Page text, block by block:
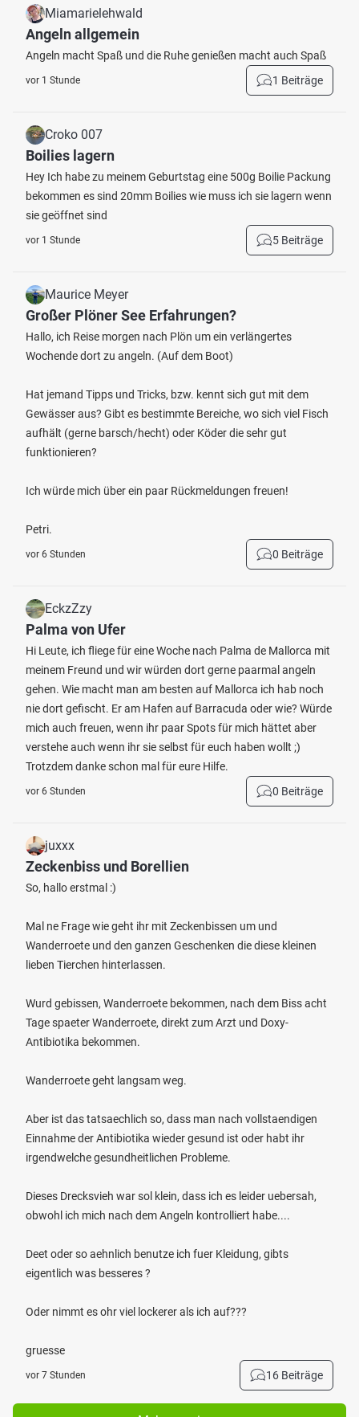
Miamarielehwald
Angeln allgemein
Angeln macht Spaß und die Ruhe genießen macht auch Spaß
vor 1 Stunde 1 Beiträge
Croko 007
Boilies lagern
Hey Ich habe zu meinem Geburtstag eine 500g Boilie Packung
bekommen es sind 20mm Boilies wie muss ich sie lagern wenn
sie geöffnet sind
vor 1 Stunde 5 Beiträge
Maurice Meyer
Großer Plöner See Erfahrungen?
Hallo, ich Reise morgen nach Plön um ein verlängertes
Wochende dort zu angeln. (Auf dem Boot)
Hat jemand Tipps und Tricks, bzw. kennt sich gut mit dem
Gewässer aus? Gibt es bestimmte Bereiche, wo sich viel Fisch
aufhält (gerne barsch/hecht) oder Köder die sehr gut
funktionieren?
Ich würde mich über ein paar Rückmeldungen freuen!
Petri.
vor 6 Stunden 0 Beiträge
EckzZzy
Palma von Ufer
Hi Leute, ich fliege für eine Woche nach Palma de Mallorca mit
meinem Freund und wir würden dort gerne paarmal angeln
gehen. Wie macht man am besten auf Mallorca ich hab noch
nie dort gefischt. Er am Hafen auf Barracuda oder wie? Würde
mich auch freuen, wenn ihr paar Spots für mich hättet aber
verstehe auch wenn ihr sie selbst für euch haben wollt ;)
Trotzdem danke schon mal für eure Hilfe.
vor 6 Stunden 0 Beiträge
juxxx
Zeckenbiss und Borellien
So, hallo erstmal :)
Mal ne Frage wie geht ihr mit Zeckenbissen um und
Wanderroete und den ganzen Geschenken die diese kleinen
lieben Tierchen hinterlassen.
Wurd gebissen, Wanderroete bekommen, nach dem Biss acht
Tage spaeter Wanderroete, direkt zum Arzt und Doxy-
Antibiotika bekommen.
Wanderroete geht langsam weg.
Aber ist das tatsaechlich so, dass man nach vollstaendigen
Einnahme der Antibiotika wieder gesund ist oder habt ihr
irgendwelche gesundheitlichen Probleme.
Dieses Drecksvieh war sol klein, dass ich es leider uebersah,
obwohl ich mich nach dem Angeln kontrolliert habe....
Deet oder so aehnlich benutze ich fuer Kleidung, gibts
eigentlich was besseres ?
Oder nimmt es ohr viel lockerer als ich auf???
gruesse
vor 7 Stunden 16 Beiträge